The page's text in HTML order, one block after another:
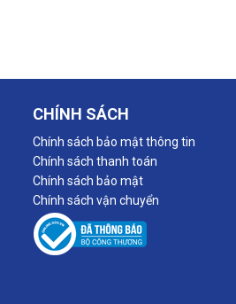
CHÍNH SÁCH
Chính sách bảo mật thông tin
Chính sách thanh toán
Chính sách bảo mật
Chính sách vận chuyển